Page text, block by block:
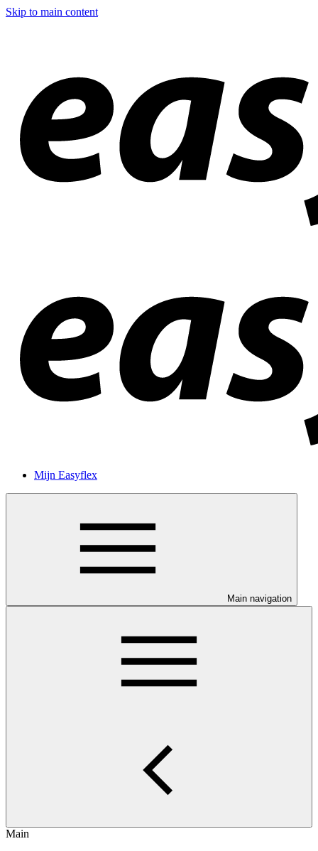
Skip to main content
Mijn Easyflex
Main navigation
Main